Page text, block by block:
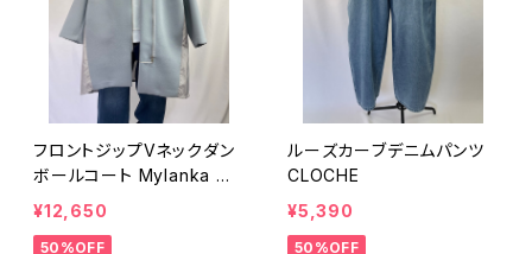
フロントジップVネックダン
ボールコート Mylanka ミ
ランカ
¥12,650
50%OFF
ルーズカーブデニムパンツ
CLOCHE
¥5,390
50%OFF